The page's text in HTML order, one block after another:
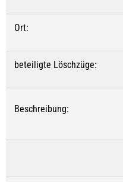
Ort:
beteiligte Löschzüge:
Beschreibung: